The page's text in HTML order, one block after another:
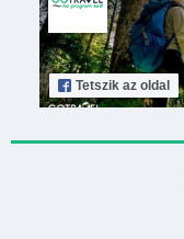
Tetszik az oldal